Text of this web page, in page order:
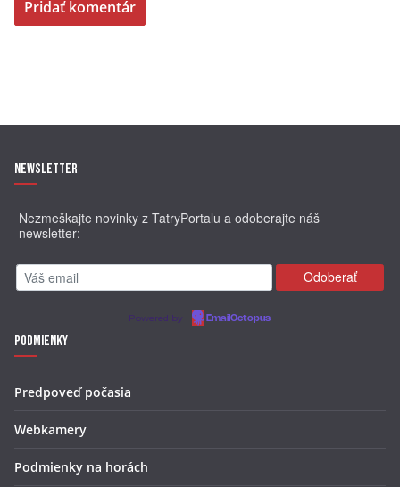
Thermal Park Vrbov – teplo, voda a láska v jednom.
Newsletter
Nezmeškajte novinky z TatryPortalu a odoberajte náš
newsletter:
Powered by EmailOctopus
Podmienky
Predpoveď počasia
Webkamery
Podmienky na horách